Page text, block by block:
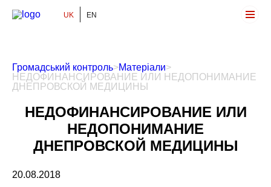
Громадський Контроль
UK EN
Громадський контроль>Матеріали>
НЕДОФИНАНСИРОВАНИЕ ИЛИ НЕДОПОНИМАНИЕ
ДНЕПРОВСКОЙ МЕДИЦИНЫ
НЕДОФИНАНСИРОВАНИЕ ИЛИ
НЕДОПОНИМАНИЕ
ДНЕПРОВСКОЙ МЕДИЦИНЫ
20.08.2018